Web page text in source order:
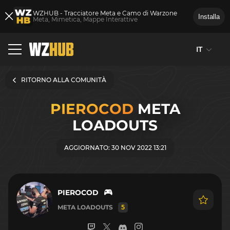
WZHUB - Tracciatore Meta e Camo di Warzone
Meta, Mimetica, Mappe Interattive
Installa
IT
RITORNO ALLA COMUNITÀ
PIEROCOD META
LOADOUTS
AGGIORNATO: 30 NOV 2022 13:21
PIEROCOD
META LOADOUTS 5